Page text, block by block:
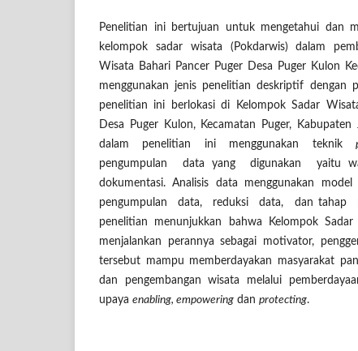
Penelitian ini bertujuan untuk mengetahui dan
kelompok sadar wisata (Pokdarwis) dalam
Wisata Bahari Pancer Puger Desa Puger Kulon
menggunakan jenis penelitian deskriptif dengan
penelitian ini berlokasi di Kelompok Sadar
Desa Puger Kulon, Kecamatan Puger,
dalam penelitian ini menggunakan teknik
pengumpulan data yang digunakan yaitu
dokumentasi. Analisis data menggunakan
pengumpulan data, reduksi data, dan tahap
penelitian menunjukkan bahwa Kelompok
menjalankan perannya sebagai motivator,
tersebut mampu memberdayakan masyarakat
dan pengembangan wisata melalui
upaya enabling, empowering dan protecting.